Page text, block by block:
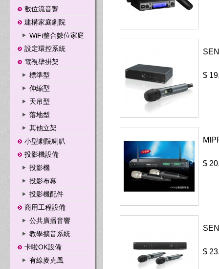
數位流音響
建構家庭劇院
WiFi整合數位家庭
設定環控系統
電視壁掛架
標準型
伸縮型
天吊型
落地型
其他立架
小型劇院喇叭
投影機設備
投影機
投影布幕
投影機配件
商用工程設備
公共廣播音響
教學擴音系統
卡啦OK設備
有線麥克風
$
$
$